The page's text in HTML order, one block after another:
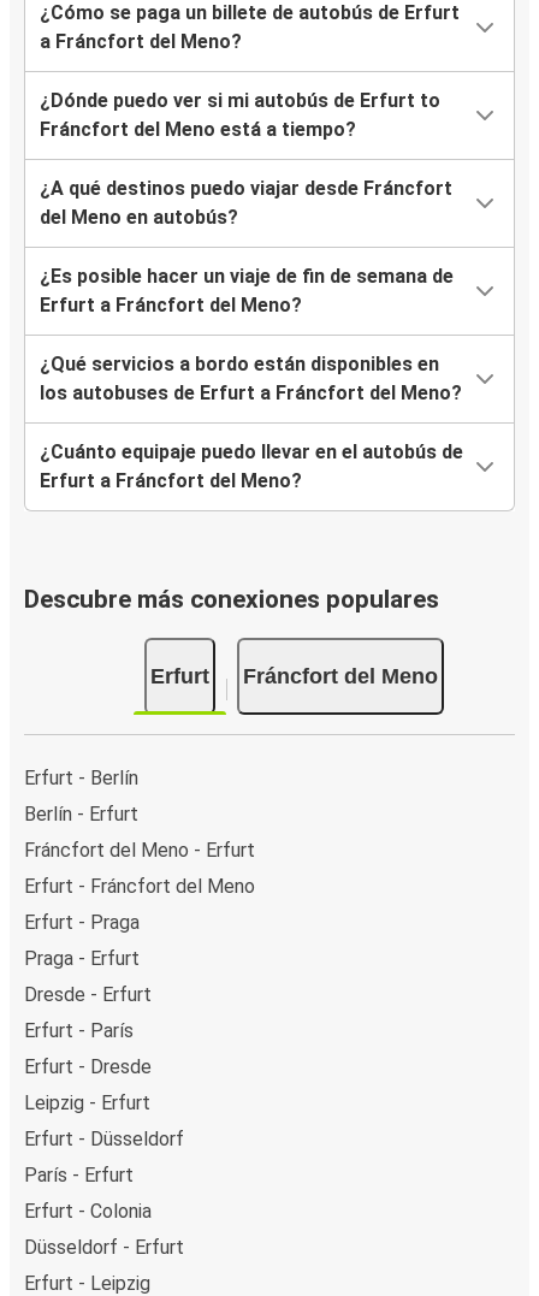
¿Cómo se paga un billete de autobús de Erfurt
a Fráncfort del Meno?
¿Dónde puedo ver si mi autobús de Erfurt to
Fráncfort del Meno está a tiempo?
¿A qué destinos puedo viajar desde Fráncfort
del Meno en autobús?
¿Es posible hacer un viaje de fin de semana de
Erfurt a Fráncfort del Meno?
¿Qué servicios a bordo están disponibles en
los autobuses de Erfurt a Fráncfort del Meno?
¿Cuánto equipaje puedo llevar en el autobús de
Erfurt a Fráncfort del Meno?
Descubre más conexiones populares
Erfurt Fráncfort del Meno
Erfurt - Berlín
Berlín - Erfurt
Fráncfort del Meno - Erfurt
Erfurt - Fráncfort del Meno
Erfurt - Praga
Praga - Erfurt
Dresde - Erfurt
Erfurt - París
Erfurt - Dresde
Leipzig - Erfurt
Erfurt - Düsseldorf
París - Erfurt
Erfurt - Colonia
Düsseldorf - Erfurt
Erfurt - Leipzig